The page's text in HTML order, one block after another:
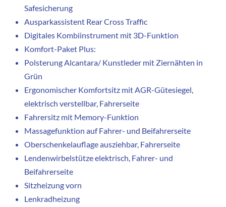
Safesicherung
Ausparkassistent Rear Cross Traffic
Digitales Kombiinstrument mit 3D-Funktion
Komfort-Paket Plus:
Polsterung Alcantara/ Kunstleder mit Ziernähten in
Grün
Ergonomischer Komfortsitz mit AGR-Gütesiegel,
elektrisch verstellbar, Fahrerseite
Fahrersitz mit Memory-Funktion
Massagefunktion auf Fahrer- und Beifahrerseite
Oberschenkelauflage ausziehbar, Fahrerseite
Lendenwirbelstütze elektrisch, Fahrer- und
Beifahrerseite
Sitzheizung vorn
Lenkradheizung